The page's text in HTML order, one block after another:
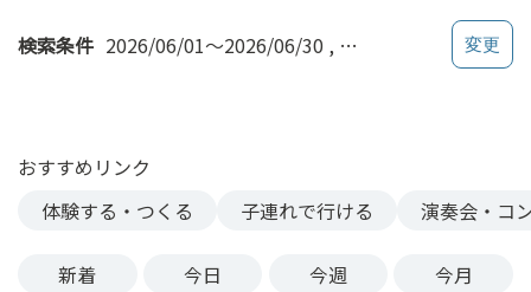
の検索条件 2026/06/01～2026/06/30 ワークショップ
おすすめリンク
体験する・つくる
子連れで行ける 演奏会・コ
新着 今日 今週 今月